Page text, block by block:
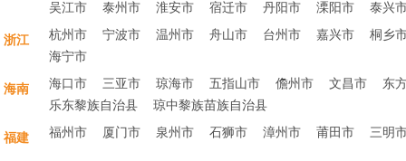
吴江市
泰州市 淮安市 宿迁市 丹阳市 溧阳市 泰兴
浙江 杭州市 宁波市 温州市 舟山市 台州市 嘉兴市
桐乡
海宁市
海南 海口市 三亚市 琼海市 五指山市 儋州市 文昌市
东
乐东黎族自治县
琼中黎族苗族自治县
福建 福州市 厦门市 泉州市 石狮市 漳州市 莆田市 三明